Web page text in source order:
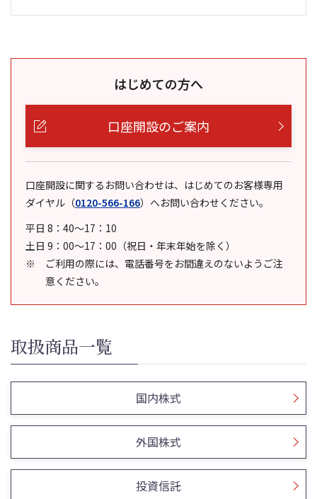
はじめての方へ
口座開設のご案内
口座開設に関するお問い合わせは、はじめてのお客様専用
ダイヤル （0120-566-166） へお問い合わせください。
平日 8：40～17：10
土日 9：00～17：00（祝日・年末年始を除く）
ご利用の際には、電話番号をお間違えのないようご注
意ください。
取扱商品一覧
国内株式
外国株式
投資信託